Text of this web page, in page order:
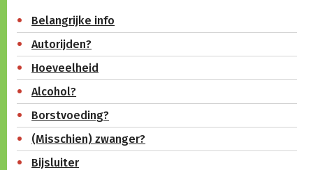
Belangrijke info
Autorijden?
Hoeveelheid
Alcohol?
Borstvoeding?
(Misschien) zwanger?
Bijsluiter